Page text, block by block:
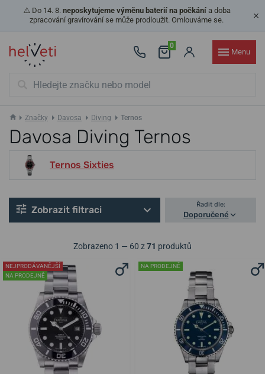
⚠️ Do 14. 8. neposkytujeme výměnu baterií na počkánía doba
zpracování gravírování se může prodloužit. Omlouváme se.
0
Menu
Značky Davosa Diving Ternos
Davosa Diving Ternos
Ternos Sixties
Zobrazit filtraci Řadit dle:
Doporučené
Zobrazeno 1 — 60 z71 produktů
NEJPRODÁVANĚJŠÍ
NA PRODEJNĚ
NA PRODEJNĚ